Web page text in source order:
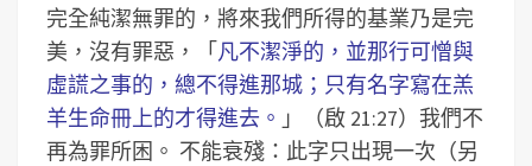
完全純潔無罪的，將來我們所得的基業乃是完
美，沒有罪惡，「凡不潔淨的，並那行可憎與
虛謊之事的，總不得進那城；只有名字寫在羔
羊生命冊上的才得進去。 」（啟 21:27）我們不
再為罪所困。 不能衰殘：此字只出現一次（另